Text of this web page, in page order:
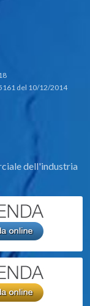
del 10/12/2014
dell'industria